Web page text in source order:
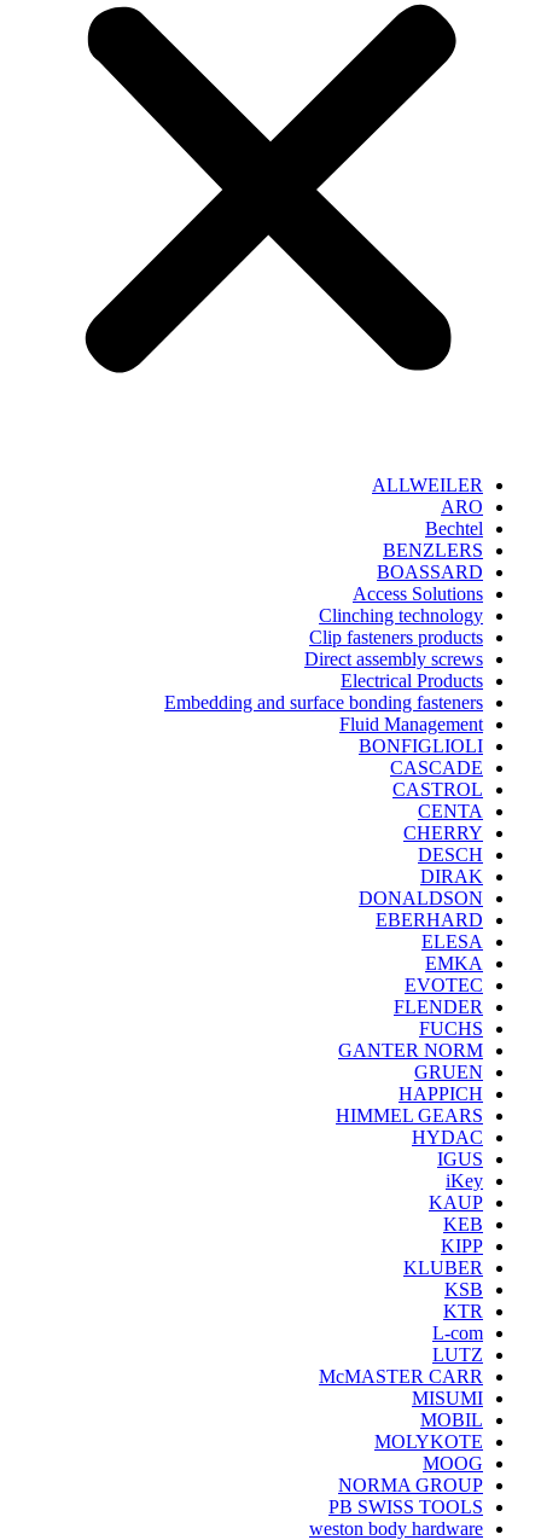
ALLWEILER
ARO
Bechtel
BENZLERS
BOASSARD
Access Solutions
Clinching technology
Clip fasteners products
Direct assembly screws
Electrical Products
Embedding and surface bonding fasteners
Fluid Management
BONFIGLIOLI
CASCADE
CASTROL
CENTA
CHERRY
DESCH
DIRAK
DONALDSON
EBERHARD
ELESA
EMKA
EVOTEC
FLENDER
FUCHS
GANTER NORM
GRUEN
HAPPICH
HIMMEL GEARS
HYDAC
IGUS
iKey
KAUP
KEB
KIPP
KLUBER
KSB
KTR
L-com
LUTZ
McMASTER CARR
MISUMI
MOBIL
MOLYKOTE
MOOG
NORMA GROUP
PB SWISS TOOLS
weston body hardware